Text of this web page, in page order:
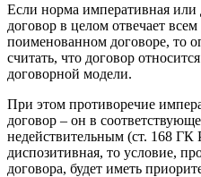
Если норма императивная
договор в целом отвечает
поименованном договоре, то
считать, что договор
договорной модели.
При этом противоречие
договор – он в
недействительным (ст. 168
диспозитивная, то условие,
договора, будет иметь